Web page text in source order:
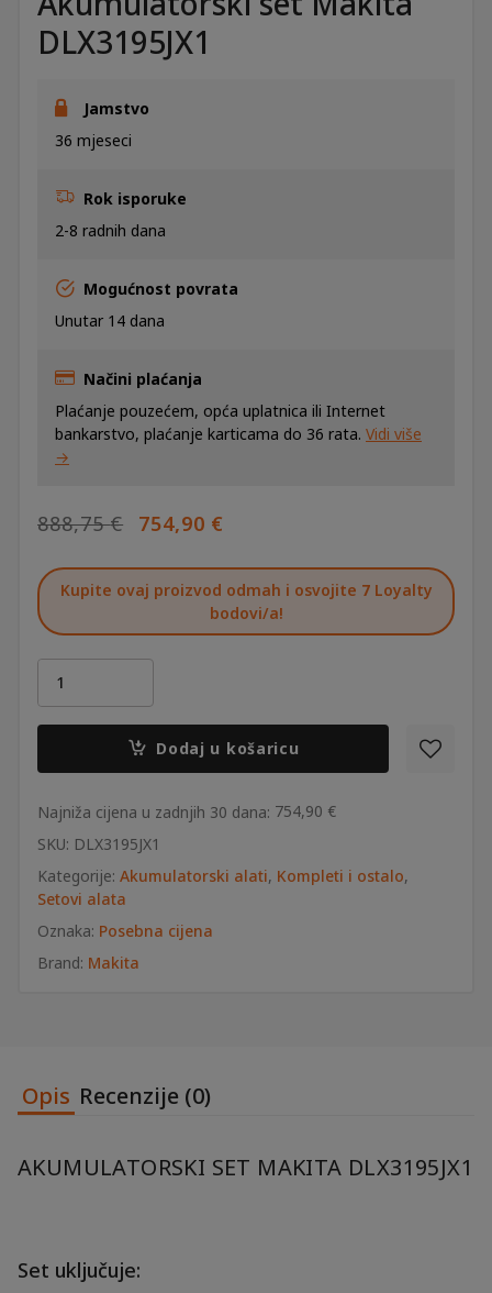
DLX3195JX1
Jamstvo
36 mjeseci
Rok isporuke
2-8 radnih dana
Mogućnost povrata
Unutar 14 dana
Načini plaćanja
Plaćanje pouzećem, opća uplatnica ili Internet
bankarstvo, plaćanje karticama do 36 rata. Vidi više
→
888,75€
IZVORNA
BILA
888,75 €.
754,90 €
JE:
754,90 €.
Kupite ovaj proizvod odmah i osvojite 7Loyalty
bodovi/a!
Dodaj u košaricu
Najniža cijena u zadnjih 30 dana: 754,90 €
SKU: DLX3195JX1
Kategorije: Akumulatorski alati, Kompleti i ostalo,
Setovi alata
Oznaka: Posebna cijena
Brand: Makita
Opis Recenzije (0)
AKUMULATORSKI SET MAKITA DLX3195JX1
Set uključuje: